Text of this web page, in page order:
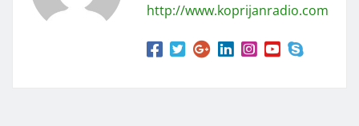
http://www.koprijanradio.com